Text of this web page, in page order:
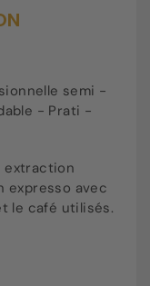
extraction
expresso avec
le café utilisés.